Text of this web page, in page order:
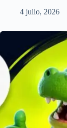
4 julio, 2026